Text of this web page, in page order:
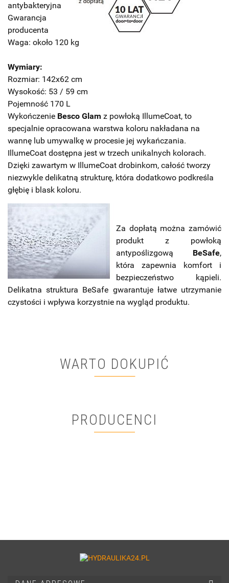
antybakteryjna
Gwarancja
producenta
Waga: około 120 kg
Wymiary:
Rozmiar: 142x62 cm
Wysokość: 53 / 59 cm
Pojemność 170 L
Wykończenie Besco Glam z powłoką IllumeCoat, to
specjalnie opracowana warstwa koloru nakładana na
wannę lub umywalkę w procesie jej wykańczania.
IllumeCoat dostępna jest w trzech unikalnych kolorach.
Dzięki zawartym w IllumeCoat drobinkom, całość tworzy
niezwykle delikatną strukturę, która dodatkowo podkreśla
głębię i blask koloru.
Za dopłatą można zamówić
produkt z powłoką
antypoślizgową BeSafe,
która zapewnia komfort i
bezpieczeństwo kąpieli.
Delikatna struktura BeSafe gwarantuje łatwe utrzymanie
czystości i wpływa korzystnie na wygląd produktu.
WARTO DOKUPIĆ
PRODUCENCI